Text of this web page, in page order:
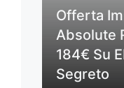
Offerta
Absolute
184€ Su
Segreto